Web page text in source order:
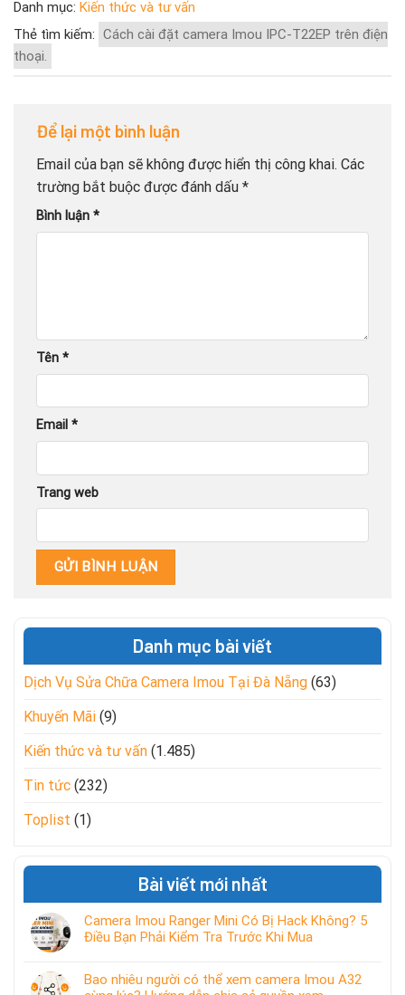
Danh mục: Kiến thức và tư vấn
Thẻ tìm kiếm: Cách cài đặt camera Imou IPC-T22EP trên điện
thoại.
Để lại một bình luận
Email của bạn sẽ không được hiển thị công khai. Các
trường bắt buộc được đánh dấu *
Bình luận *
Tên *
Email *
Trang web
Danh mục bài viết
Dịch Vụ Sửa Chữa Camera Imou Tại Đà Nẵng (63)
Khuyến Mãi (9)
Kiến thức và tư vấn (1.485)
Tin tức (232)
Toplist (1)
Bài viết mới nhất
Camera Imou Ranger Mini Có Bị Hack Không? 5
Điều Bạn Phải Kiểm Tra Trước Khi Mua
Bao nhiêu người có thể xem camera Imou A32